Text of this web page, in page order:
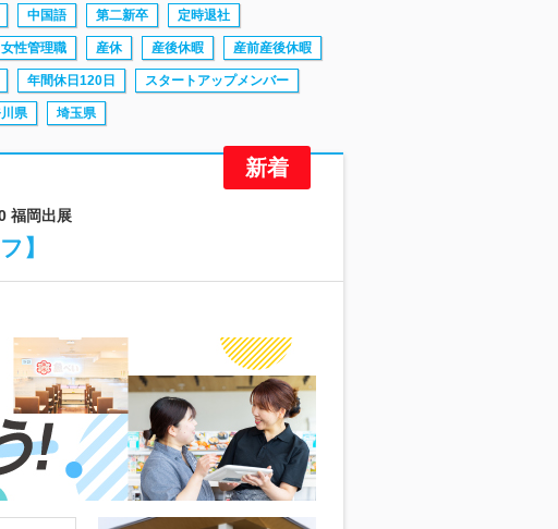
中国語 第二新卒 定時退社
女性管理職 産休 産後休暇 産前産後休暇
年間休日120日 スタートアップメンバー
県 埼玉県
福岡出展
】